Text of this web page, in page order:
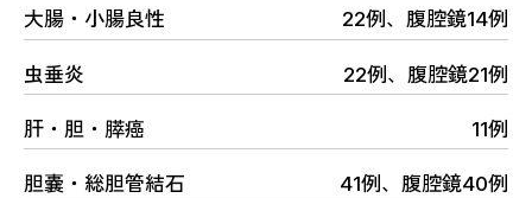
大腸・小腸良性 22例、腹腔鏡14例
虫垂炎 22例、腹腔鏡21例
肝・胆・膵癌 11例
胆嚢・総胆管結石 41例、腹腔鏡40例